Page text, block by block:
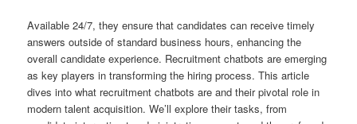
Available 24/7, they ensure that candidates can receive timely
answers outside of standard business hours, enhancing the
overall candidate experience. Recruitment chatbots are emerging
as key players in transforming the hiring process. This article
dives into what recruitment chatbots are and their pivotal role in
modern talent acquisition. We’ll explore their tasks, from